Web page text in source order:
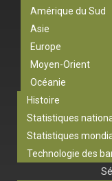
Amérique du Sud
Asie
Europe
Moyen-Orient
Océanie
Histoire
Statistiques
Statistiques
Technologie des